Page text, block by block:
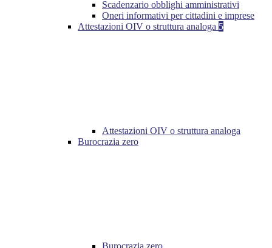
Scadenzario obblighi amministrativi
Oneri informativi per cittadini e imprese
Attestazioni OIV o struttura analoga 5
Attestazioni OIV o struttura analoga
Burocrazia zero